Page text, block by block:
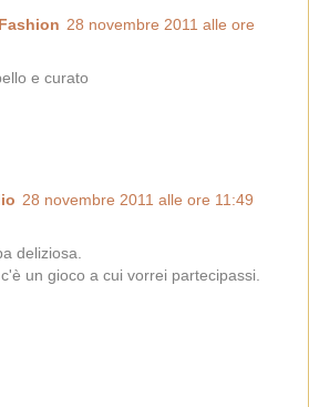
28 novembre 2011 alle ore
e curato
28 novembre 2011 alle ore 11:49
deliziosa.
un gioco a cui vorrei partecipassi.